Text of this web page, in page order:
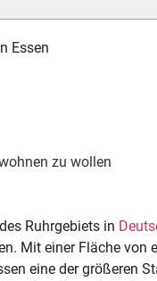
Essen
zu wollen
Ruhrgebiets in
Mit einer Fläche
eine der größeren